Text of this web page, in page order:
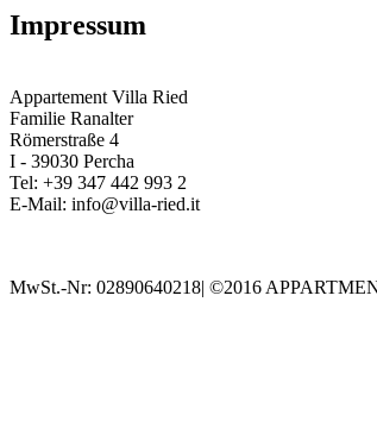
Impressum
Appartement Villa Ried
Familie Ranalter
Römerstraße 4
I - 39030 Percha
Tel: +39 347 442 993 2
E-Mail: info@villa-ried.it
MwSt.-Nr: 02890640218| ©2016